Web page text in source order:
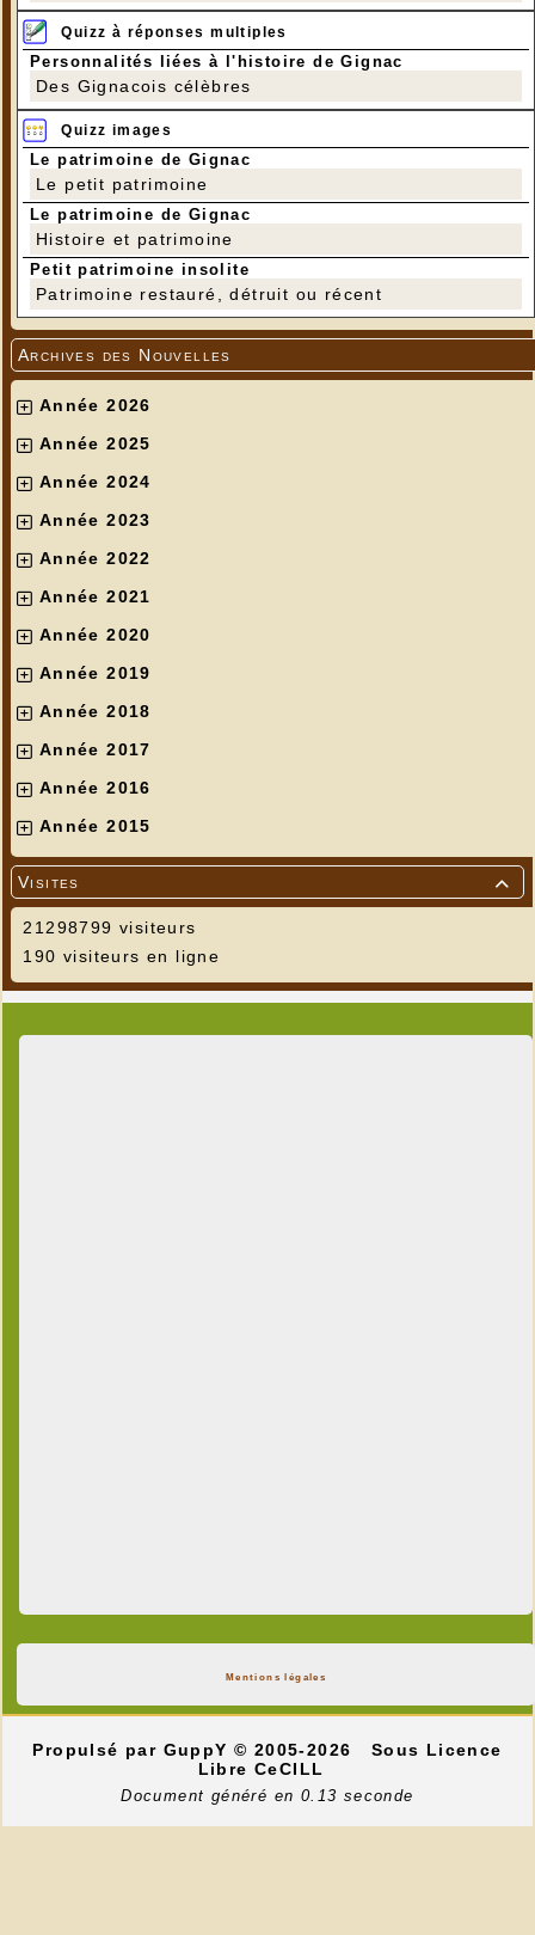
Quizz à réponses multiples
Personnalités liées à l'histoire de Gignac
Des Gignacois célèbres
Quizz images
Le patrimoine de Gignac
Le petit patrimoine
Le patrimoine de Gignac
Histoire et patrimoine
Petit patrimoine insolite
Patrimoine restauré, détruit ou récent
Archives des Nouvelles
Année 2026
Année 2025
Année 2024
Année 2023
Année 2022
Année 2021
Année 2020
Année 2019
Année 2018
Année 2017
Année 2016
Année 2015

Visites
21298799 visiteurs
190 visiteurs en ligne
Mentions légales
Propulsé par GuppY© 2005-2026
Sous Licence
Libre CeCILL
Document généré en 0.13 seconde